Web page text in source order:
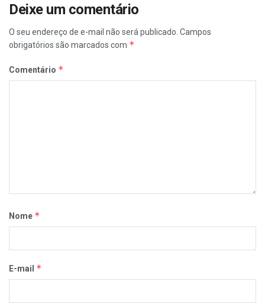
Deixe um comentário
O seu endereço de e-mail não será publicado. Campos
obrigatórios são marcados com *
Comentário *
Nome *
E-mail *